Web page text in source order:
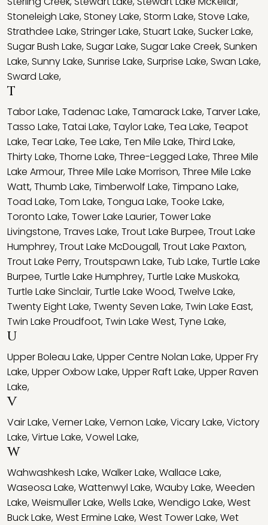
Stoneleigh Lake,Stoney Lake,Storm Lake,Stove Lake,
Strathdee Lake,Stringer Lake,Stuart Lake,Sucker Lake,
Sugar Bush Lake,Sugar Lake,Sugar Lake Creek,Sunken
Lake,Sunny Lake,Sunrise Lake,Surprise Lake,Swan Lake,
Sward Lake,
T
Tabor Lake,Tadenac Lake,Tamarack Lake,Tarver Lake,
Tasso Lake,Tatai Lake,Taylor Lake,Tea Lake,Teapot
Lake,Tear Lake,Tee Lake,Ten Mile Lake,Third Lake,
Thirty Lake,Thorne Lake,Three-Legged Lake,Three Mile
Lake Armour,Three Mile Lake Morrison,Three Mile Lake
Watt,Thumb Lake,Timberwolf Lake,Timpano Lake,
Toad Lake,Tom Lake,Tongua Lake,Tooke Lake,
Toronto Lake,Tower Lake Laurier,Tower Lake
Livingstone,Traves Lake,Trout Lake Burpee,Trout Lake
Humphrey,Trout Lake McDougall,Trout Lake Paxton,
Trout Lake Perry,Troutspawn Lake,Tub Lake,Turtle Lake
Burpee,Turtle Lake Humphrey,Turtle Lake Muskoka,
Turtle Lake Sinclair,Turtle Lake Wood,Twelve Lake,
Twenty Eight Lake,Twenty Seven Lake,Twin Lake East,
Twin Lake Proudfoot,Twin Lake West,Tyne Lake,
U
Upper Boleau Lake,Upper Centre Nolan Lake,Upper Fry
Lake,Upper Oxbow Lake,Upper Raft Lake,Upper Raven
Lake,
V
Vair Lake,Verner Lake,Vernon Lake,Vicary Lake,Victory
Lake,Virtue Lake,Vowel Lake,
W
Wahwashkesh Lake,Walker Lake,Wallace Lake,
Waseosa Lake,Wattenwyl Lake,Wauby Lake,Weeden
Lake,Weismuller Lake,Wells Lake,Wendigo Lake,West
Buck Lake,West Ermine Lake,West Tower Lake,Wet